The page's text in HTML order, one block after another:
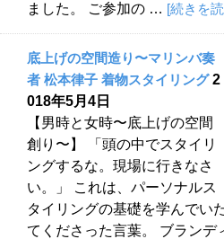
ました。 ご参加の … [続きを
底上げの空間造り〜マリンバ奏
者 松本律子 着物スタイリング 2
018年5月4日
【男時と女時〜底上げの空間
創り〜】 「頭の中でスタイリ
ングするな。現場に行きなさ
い。」 これは、パーソナルス
タイリングの基礎を学んでい
てくださった言葉。 ブランデ